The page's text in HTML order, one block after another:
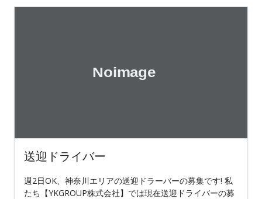
送迎ドライバー
週2日OK、神奈川エリアの送迎ドラーバーの募集です! 私
たち【YKGROUP株式会社】では現在送迎ドライバーの募